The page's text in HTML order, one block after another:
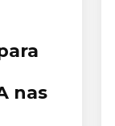
nas